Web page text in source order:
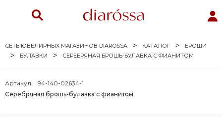
СЕТЬ ЮВЕЛИРНЫХ МАГАЗИНОВ DIAROSSA КАТАЛОГ
БРОШИ
БУЛАВКИ
СЕРЕБРЯНАЯ БРОШЬ-БУЛАВКА С ФИАНИТОМ
Серебряная брошь-булавка с фианитом
Артикул: 94-140-02634-1